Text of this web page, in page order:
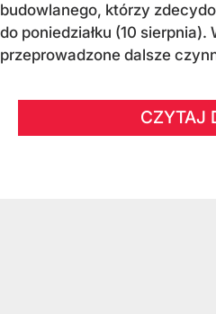
budowlanego, którzy
do poniedziałku (10
przeprowadzone dalsze
CZYTAJ